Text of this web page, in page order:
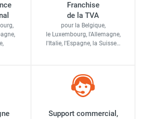
Franchise
de la TVA
pour la Belgique,
le Luxembourg, l'Allemagne,
l'Italie, l'Espagne, la Suisse…
Support commercial,